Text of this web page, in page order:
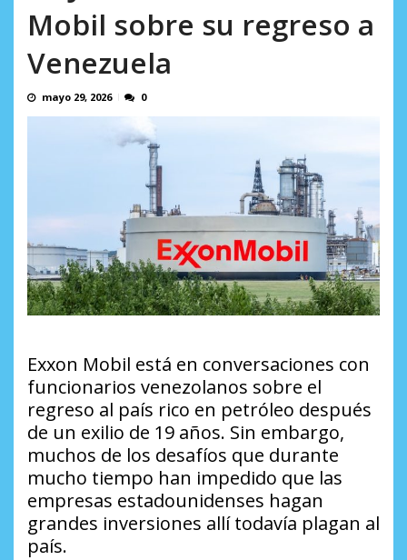
Mobil sobre su regreso a
Venezuela
mayo 29, 2026 0
Exxon Mobil está en conversaciones con
funcionarios venezolanos sobre el
regreso al país rico en petróleo después
de un exilio de 19 años. Sin embargo,
muchos de los desafíos que durante
mucho tiempo han impedido que las
empresas estadounidenses hagan
grandes inversiones allí todavía plagan al
país.